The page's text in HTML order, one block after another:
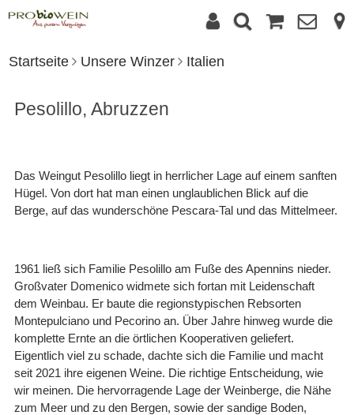
Startseite Unsere Winzer Italien
Pesolillo, Abruzzen
Das Weingut Pesolillo liegt in herrlicher Lage auf einem sanften
Hügel. Von dort hat man einen unglaublichen Blick auf die
Berge, auf das wunderschöne Pescara-Tal und das Mittelmeer.
1961 ließ sich Familie Pesolillo am Fuße des Apennins nieder.
Großvater Domenico widmete sich fortan mit Leidenschaft
dem Weinbau. Er baute die regionstypischen Rebsorten
Montepulciano und Pecorino an. Über Jahre hinweg wurde die
komplette Ernte an die örtlichen Kooperativen geliefert.
Eigentlich viel zu schade, dachte sich die Familie und macht
seit 2021 ihre eigenen Weine. Die richtige Entscheidung, wie
wir meinen. Die hervorragende Lage der Weinberge, die Nähe
zum Meer und zu den Bergen, sowie der sandige Boden,